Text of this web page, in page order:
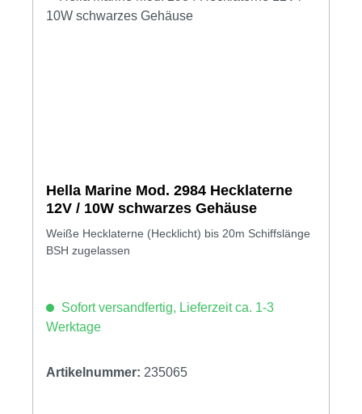
Hella Marine Mod. 2984 Hecklaterne
12V / 10W schwarzes Gehäuse
Weiße Hecklaterne (Hecklicht) bis 20m Schiffslänge
BSH zugelassen
Sofort versandfertig, Lieferzeit ca. 1-3
Werktage
Artikelnummer: 235065